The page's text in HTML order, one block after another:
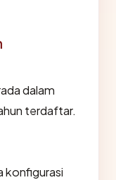
dalam
terdaftar.
konfigurasi